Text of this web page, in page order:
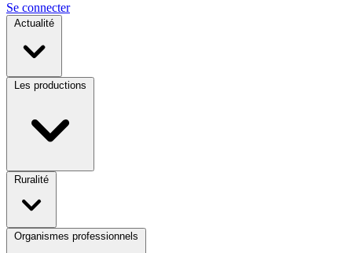
Se connecter
Actualité
Les productions
Ruralité
Organismes professionnels